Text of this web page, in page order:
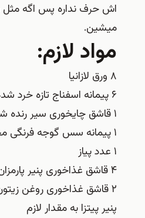
اش حرف نداره پس اگه
میشین.
مواد لازم:
۸ ورق لازانیا
۶ پیمانه اسفناج تازه خرد شده
۱ قاشق چایخوری سیر رنده شده
۱ پیمانه سس گوجه فرنگی مخصوص پاستا و لازانیا
۱ عدد پیاز
۴ قاشق غذاخوری پنیر پارمزان
۲ قاشق غذاخوری روغن زیتون
پنیر پیتزا به مقدار لازم